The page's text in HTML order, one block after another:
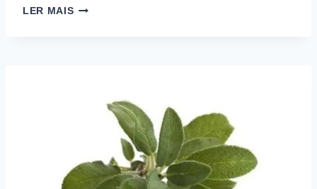
LER MAISSIGNIFICADO